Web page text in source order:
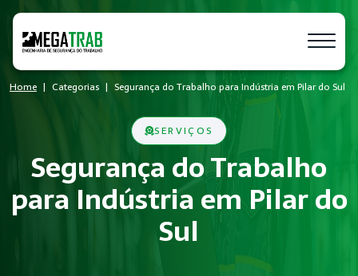
Home Categorias Segurança do Trabalho para Indústria em Pilar do Sul
SERVIÇOS
Segurança do Trabalho
para Indústria em Pilar do
Sul
O que é Segurança do Trabalho?